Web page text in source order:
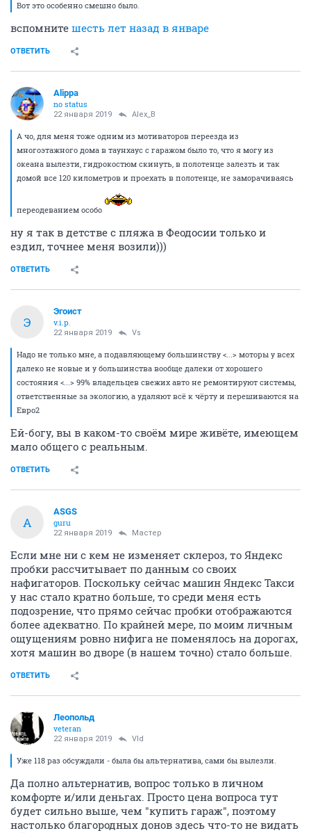
Вот это особенно смешно было.
вспомните шесть лет назад в январе
ОТВЕТИТЬ
Alippa
no status
22 января 2019 Alex_B
А чо, для меня тоже одним из мотиваторов переезда из
многоэтажного дома в таунхаус с гаражом было то, что я могу из
океана вылезти, гидрокостюм скинуть, в полотенце залезть и так
домой все 120 километров и проехать в полотенце, не заморачиваясь
переодеванием особо
ну я так в детстве с пляжа в Феодосии только и
ездил, точнее меня возили)))
ОТВЕТИТЬ
Э
Эгоист
v.i.p.
22 января 2019 Vs
Надо не только мне, а подавляющему большинству <...> моторы у всех
далеко не новые и у большинства вообще далеки от хорошего
состояния <...> 99% владельцев свежих авто не ремонтируют системы,
ответственные за экологию, а удаляют всё к чёрту и перешиваются на
Евро2
Ей-богу, вы в каком-то своём мире живёте, имеющем
мало общего с реальным.
ОТВЕТИТЬ
A
ASGS
guru
22 января 2019 Мастер
Если мне ни с кем не изменяет склероз, то Яндекс
пробки рассчитывает по данным со своих
нафигаторов. Поскольку сейчас машин Яндекс Такси
у нас стало кратно больше, то среди меня есть
подозрение, что прямо сейчас пробки отображаются
более адекватно. По крайней мере, по моим личным
ощущениям ровно нифига не поменялось на дорогах,
хотя машин во дворе (в нашем точно) стало больше.
ОТВЕТИТЬ
Леопольд
veteran
22 января 2019 Vld
Уже 118 раз обсуждали - была бы альтернатива, сами бы вылезли.
Да полно альтернатив, вопрос только в личном
комфорте и/или деньгах. Просто цена вопроса тут
будет сильно выше, чем "купить гараж", поэтому
настолько благородных донов здесь что-то не видать